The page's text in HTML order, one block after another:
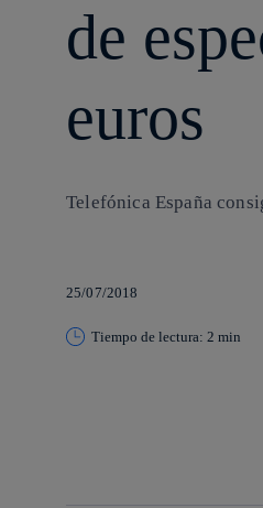
de
euros
Telefónica España
25/07/2018
Tiempo de lectura: 2 min